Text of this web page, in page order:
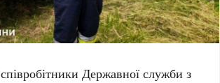
співробітникиДержавної служби з